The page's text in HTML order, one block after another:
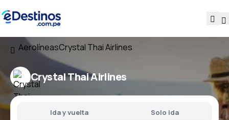
AerolíneasCrystal Thai Airlines
Crystal Thai Airlines
Ida y vuelta Solo ida